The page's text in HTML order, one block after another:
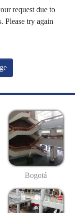
request due to
Please try again
Bogotá